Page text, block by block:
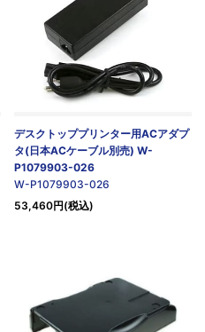
デスクトッププリンター用ACアダプ
タ(日本ACケーブル別売) W-
P1079903-026
W-P1079903-026
53,460円(税込)